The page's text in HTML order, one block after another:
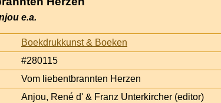
e.a.
Boekdrukkunst & Boeken
#280115
Vom liebentbrannten Herzen
Anjou, René d' & Franz Unterkircher (editor)